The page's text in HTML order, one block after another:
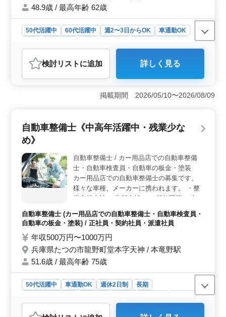
48.9歳 / 最高年齢 62歳
50代活躍中 60代活躍中 週2〜3日からOK
車通勤OK
アルバイト・パート
おすすめポイント
＜魅力的な求人のポイント＞ アットホームな環境での
お仕事が可能です。有料老人ホームでの介護業務で入居
者の生活支援や見守りなど、やりがいのある業務が待っ
セス便利です。週2〜3日からの勤務も可能でライフスタ
イルに合わせて働けます。女性、50代、60代も活躍中で
おり、安心して働けます。 ＜やりがいのある仕事
＞ 入居者の介護や生活支援を通じて、やりがいを感じ
られるお仕事です。向上心のある方にとって必見の求人
です。未経験者でも積極的に採用されており、スキルア
ップを目指せる環境が整っています。
検討リスト に追加 詳しく見る
掲載期間 2026/05/10〜2026/08/09
自動車整備士《中高年活躍中・残業少な
め》
自動車整備士 / カー用品店での自動車整備
士・自動車検査員・自動車の板金・塗装
カー用品店での自動車整備士の募集です。
様々な車種、メーカーに携われます。 ・整
備全般車検 ・定期点検 ・一般修理等 ・自動
験のある歓迎致します！ ＊ベテランシニア
層も活躍してます！
自動車整備士 (カー用品店での自動車整備士・自動車検査員・
自動車の板金・塗装) / 正社員・契約社員・派遣社員
年収500万円〜1000万円
兵庫県たつの市龍野町堂本字天神 / 本竜野駅
51.6歳 / 最高年齢 75歳
50代活躍中 車通勤OK 週休2日制
長期
派遣社員